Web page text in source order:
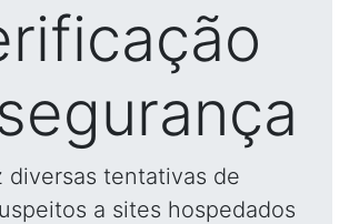
diversas tentativas de
a sites hospedados